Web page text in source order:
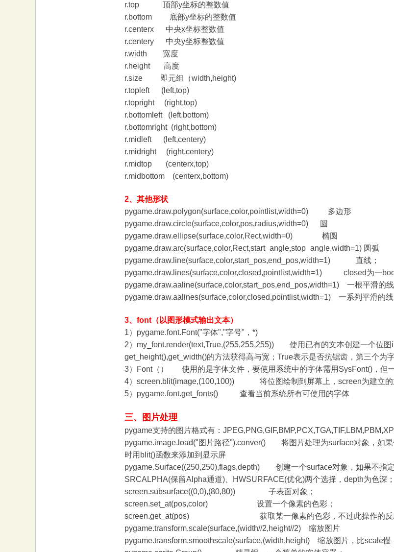
r.top 顶部y坐标的整数值
r.bottom 底部y坐标的整数值
r.centerx 中央x坐标整数值
r.centery 中央y坐标整数值
r.width 宽度
r.height 高度
r.size 即元组（width,height)
r.topleft (left,top)
r.topright (right,top)
r.bottomleft (left,bottom)
r.bottomright (right,bottom)
r.midleft (left,centery)
r.midright (right,centery)
r.midtop (centerx,top)
r.midbottom (centerx,bottom)
2、其他形状
pygame.draw.polygon(surface,color,pointlist,width=0) 多边形
pygame.draw.circle(surface,color,pos,radius,width=0) 圆
pygame.draw.ellipse(surface,color,Rect,width=0) 椭圆
pygame.draw.arc(surface,color,Rect,start_angle,stop_angle,width=1) 圆弧
pygame.draw.line(surface,color,start_pos,end_pos,width=1) 直线；
pygame.draw.lines(surface,color,closed,pointlist,width=1) closed为一bool
pygame.draw.aaline(surface,color,start_pos,end_pos,width=1) 一根平滑的
pygame.draw.aalines(surface,color,closed,pointlist,width=1) 一系列平滑的
3、font（以图形模式输出文本）
1）pygame.font.Font("字体","字号"，*)
2）my_font.render(text,True,(255,255,255)) 使用已有的文本创建一个位图
get_height(),get_width()的方法获得高与宽；True表示是否抗锯齿，第三个为
3）Font（） 使用的是字体文件，要使用系统中的字体需用SysFont()，但一
4）screen.blit(image,(100,100)) 将位图绘制到屏幕上，screen为建立的
5）pygame.font.get_fonts() 查看当前系统所有可使用的字体
三、图片处理
pygame支持的图片格式有：
pygame.image.load("图片路径").conver() 将图片处理为surface对象，如果
时用blit()函数来添加到显示屏
pygame.Surface((250,250),flags,depth) 创建一个surface对象，如果不指
SRCALPHA(保留Alpha通道)、HWSURFACE(优化)两个选择，depth为色深；
screen.subsurface((0,0),(80,80)) 子表面对象；
screen.set_at(pos,color) 设置一个像素的色彩；
screen.get_at(pos) 获取某一像素的色彩，不过此操作的反应
pygame.transform.scale(surface,(width//2,height//2) 缩放图片
pygame.transform.smoothscale(surface,(width,height) 缩放图片，比scale慢